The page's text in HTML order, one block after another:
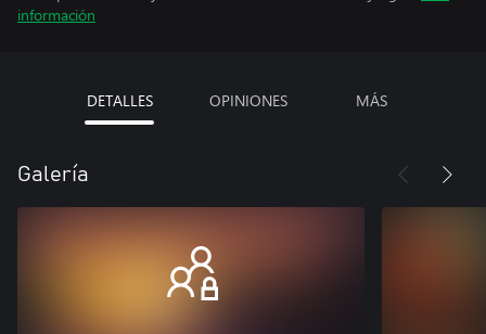
información
DETALLES OPINIONES MÁS
Galería